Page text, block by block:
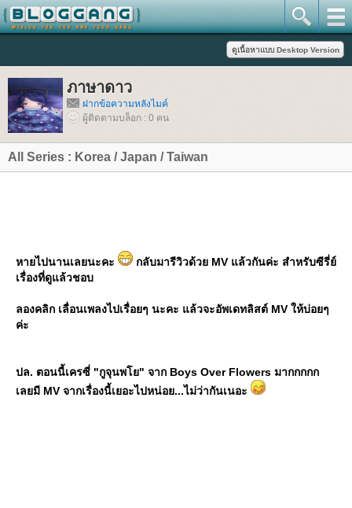
ภาษาดาว
ฝากข้อความหลังไมค์
ผู้ติดตามบล็อก : 0 คน
All Series : Korea / Japan / Taiwan
หายไปนานเลยนะคะ
กลับมารีวิวด้วย MV แล้วกันค่ะ สำหรับซีรี่ย์
เรื่องที่ดูแล้วชอบ
ลองคลิก เลื่อนเพลงไปเรื่อยๆ นะคะ แล้วจะอัพเดทลิสต์ MV ให้บ่อยๆ
ค่ะ
ปล. ตอนนี้เครซี่ "กูจุนพโย" จาก Boys Over Flowers มากกกกก
เลยมี MV จากเรื่องนี้เยอะไปหน่อย...ไม่ว่ากันเนอะ